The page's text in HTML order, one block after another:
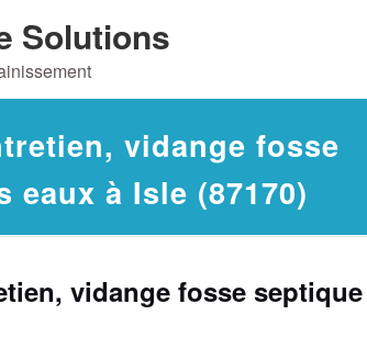
Solutions
vidange fosse
eaux à Isle (87170)
vidange fosse